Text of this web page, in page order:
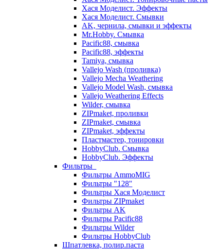
Хася Моделист. Эффекты
Хася Моделист. Смывки
AK, чернила, смывки и эффекты
Mr.Hobby. Смывка
Pacific88, смывка
Pacific88, эффекты
Tamiya, смывка
Vallejo Wash (проливка)
Vallejo Mecha Weathering
Vallejo Model Wash, смывка
Vallejo Weathering Effects
Wilder, смывка
ZIPmaket, проливки
ZIPmaket, смывка
ZIPmaket, эффекты
Пластмастер, тонировки
HobbyClub. Смывка
HobbyClub. Эффекты
Фильтры
Фильтры AmmoMIG
Фильтры "128"
Фильтры Хася Моделист
Фильтры ZIPmaket
Фильтры AK
Фильтры Pacific88
Фильтры Wilder
Фильтры HobbyClub
Шпатлевка, полир.паста